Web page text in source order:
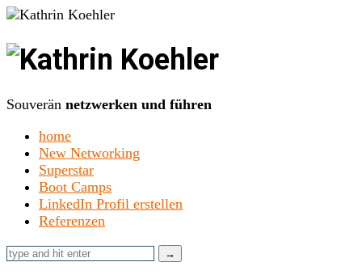
Kathrin
Koehler
Souverän netzwerken und führen
home
New Networking
Superstar
Boot Camps
LinkedIn Profil erstellen
Referenzen